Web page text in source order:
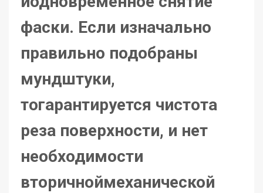
фаски. Если изначально
правильно подобраны
мундштуки,
тогарантируется чистота
реза поверхности, и нет
необходимости
вторичноймеханической